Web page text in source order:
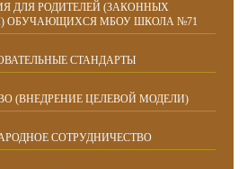
ДЛЯ РОДИТЕЛЕЙ (ЗАКОННЫХ
ОБУЧАЮЩИХСЯ МБОУ ШКОЛА №71
СТАНДАРТЫ
(ВНЕДРЕНИЕ ЦЕЛЕВОЙ МОДЕЛИ)
СОТРУДНИЧЕСТВО